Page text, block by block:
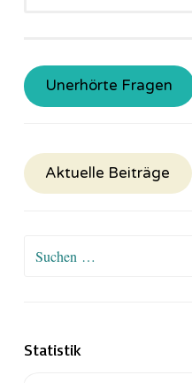
Unerhörte Fragen
Aktuelle Beiträge
Suchen
Statistik